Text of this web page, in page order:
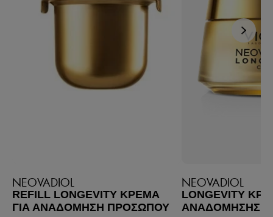
NEOVADIOL
REFILL LONGEVITY ΚΡΈΜΑ
ΓΙΑ ΑΝΑΔΌΜΗΣΗ ΠΡΟΣΏΠΟΥ
NEOVADIOL
LONGEVITY
ΑΝΑΔΌΜΗΣΗΣ